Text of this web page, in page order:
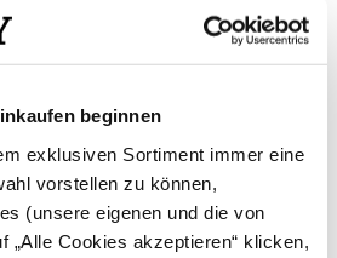
beginnen
exklusiven Sortiment immer eine
vorstellen zu können,
(unsere eigenen und die von
„Alle Cookies akzeptieren“ klicken,